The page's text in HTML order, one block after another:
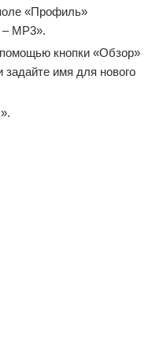
«Профиль»
MP3».
кнопки «Обзор»
задайте имя для нового